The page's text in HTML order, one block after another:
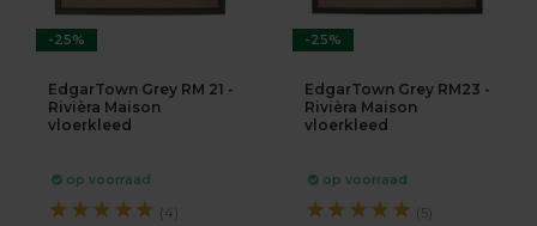
-25%
EdgarTown Grey RM 21 -
Rivièra Maison
vloerkleed
op voorraad
★★★★★ (4)
-25%
EdgarTown Grey RM23 -
Rivièra Maison
vloerkleed
op voorraad
★★★★★ (5)